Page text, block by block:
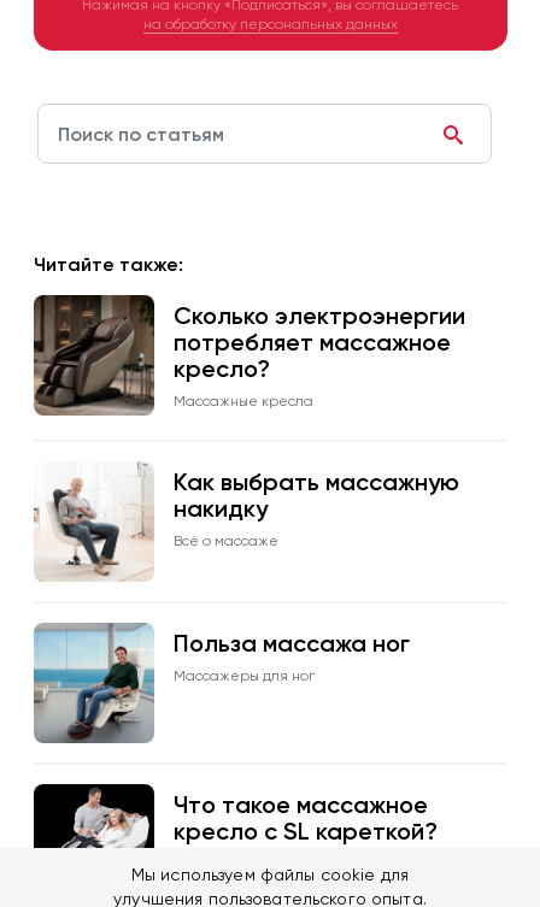
Нажимая на кнопку «Подписаться», вы соглашаетесь
на обработку персональных данных
Читайте также:
Сколько электроэнергии
потребляет массажное
кресло?
Массажные кресла
Как выбрать массажную
накидку
Всё о массаже
Польза массажа ног
Массажеры для ног
Что такое массажное
кресло с SL кареткой?
Мы используем файлы cookie для
улучшения пользовательского опыта.